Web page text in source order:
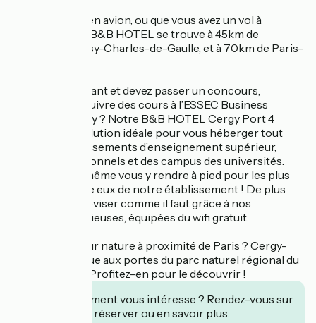
Si vous arrivez en avion, ou que vous avez un vol à
prendre, notre B&B HOTEL se trouve à 45km de
l’aéroport Roissy-Charles-de-Gaulle, et à 70km de Paris-
Vous êtes étudiant et devez passer un concours,
entretiens ou suivre des cours à l’ESSEC Business
School de Cergy ? Notre B&B HOTEL Cergy Port 4
étoiles est la solution idéale pour vous héberger tout
près des établissements d’enseignement supérieur,
lycées professionnels et des campus des universités.
Vous pourrez même vous y rendre à pied pour les plus
proches d’entre eux de notre établissement ! De plus
vous pourrez réviser comme il faut grâce à nos
chambres spacieuses, équipées du wifi gratuit.
Envie d’un séjour nature à proximité de Paris ? Cergy-
Pontoise se situe aux portes du parc naturel régional du
Vexin français. Profitez-en pour le découvrir !
Cet établissement vous intéresse ? Rendez-vous sur
leur site pour réserver ou en savoir plus.